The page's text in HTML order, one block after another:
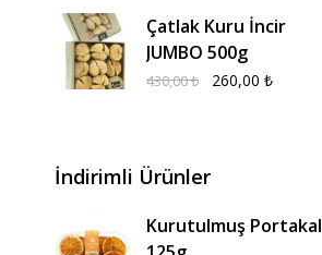
Çatlak Kuru İncir
JUMBO 500g
430,00₺ 260,00 ₺
İndirimli Ürünler
Kurutulmuş Portakal